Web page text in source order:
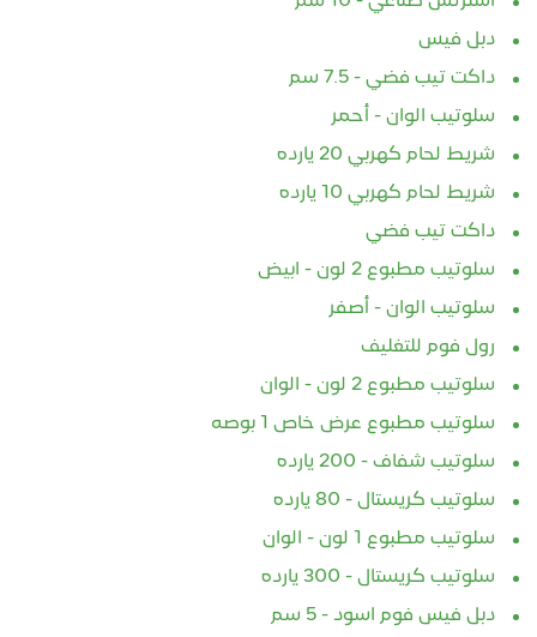
دبل فيس
داكت تيب فضي - 7.5 سم
سلوتيب الوان - أحمر
شريط لحام كهربي 20 يارده
شريط لحام كهربي 10 يارده
داكت تيب فضي
سلوتيب مطبوع 2 لون - ابيض
سلوتيب الوان - أصفر
رول فوم للتغليف
سلوتيب مطبوع 2 لون - الوان
سلوتيب مطبوع عرض خاص 1 بوصه
سلوتيب شفاف - 200 يارده
سلوتيب كريستال - 80 يارده
سلوتيب مطبوع 1 لون - الوان
سلوتيب كريستال - 300 يارده
دبل فيس فوم اسود - 5 سم